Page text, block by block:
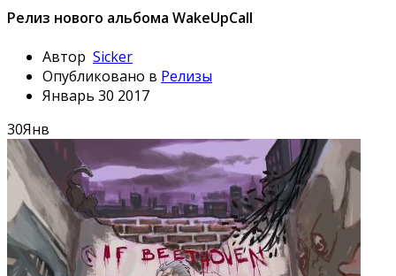
Релиз нового альбома WakeUpCall
Автор Sicker
Опубликовано в Релизы
Январь 30 2017
30Янв